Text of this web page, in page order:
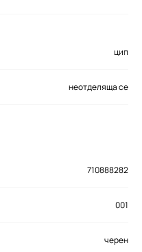
цип
неотделяща се
710888282
001
черен